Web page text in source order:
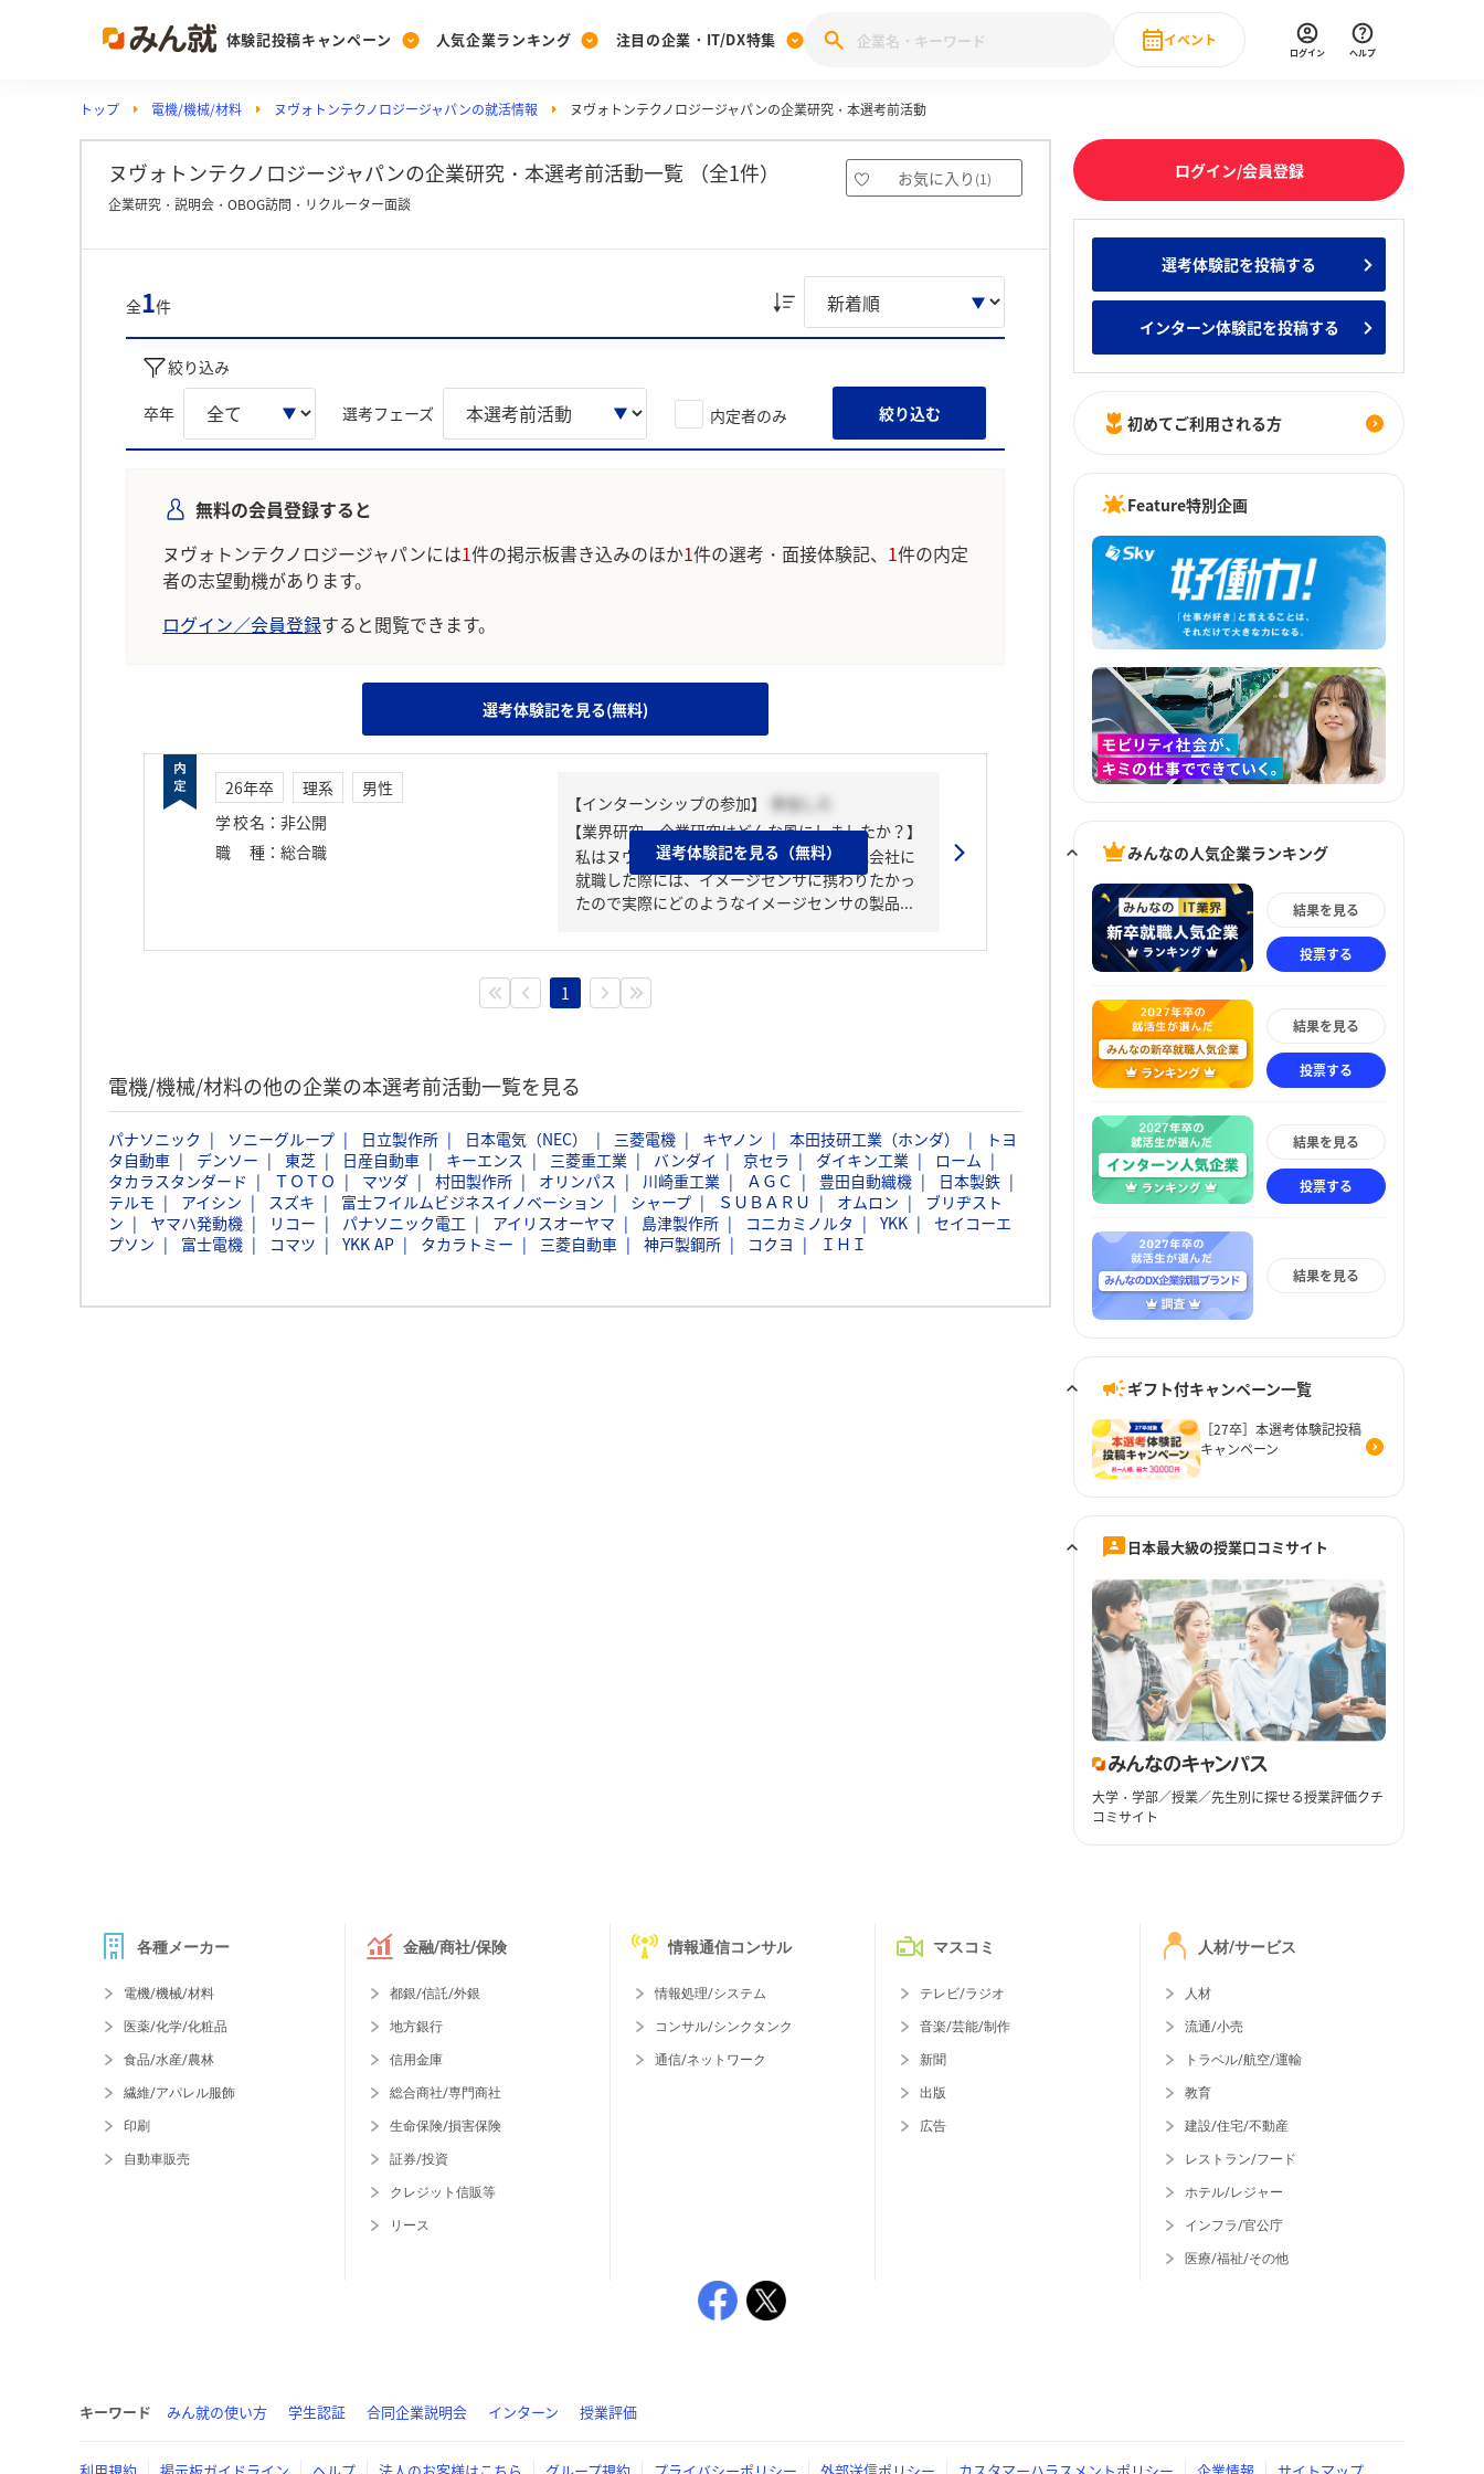
体験記投稿キャンペーン
Post
投稿する
[27卒] 本選考体験記投稿キャンペーン
人気企業ランキング
Ranking
ランキングを見る
みんなのDX企業就職ブランド調査
Vote みんなの新卒就職人気企業ランキング みんなのインターン人気企業ランキ
注目の企業・IT/DX特集
PickUp
注目の企業特集
28卒 IT・DX現場社員インタビュー
イベント
直近のイベント一覧
ログイン ヘルプ
トップ 電機/機械/材料 ヌヴォトンテクノロジージャパンの就活情報 ヌヴォトンテクノロジージャパンの企業研究・本選考前活動
ヌヴォトンテクノロジージャパンの企業研究・本選考前活動一覧 （全1件） お気に入り (1)
企業研究・説明会・OBOG訪問・リクルーター面談
全1件
絞り込み
卒年 選考フェーズ 内定者のみ 絞り込む
無料の会員登録すると
ヌヴォトンテクノロジージャパンには1件の掲示板書き込みのほか1件の選考・面接体験記、 1件の内定
者の志望動機があります。
ログイン／会員登録すると閲覧できます。
選考体験記を見る(無料)
26年卒 理系
男性
学校名 ： 非公開
職種 ： 総合職
【インターンシップの参加】
参加した
【業界研究・企業研究はどんな風にしましたか？】
私はヌヴォトンテクノロジージャパン株式会社に
就職した際には、イメージセンサに携わりたかっ
たので実際にどのようなイメージセンサの製品...
選考体験記を見る（無料）
1
電機/機械/材料の他の企業の本選考前活動一覧を見る
パナソニック ソニーグループ 日立製作所 日本電気（NEC） 三菱電機 キヤノン 本田技研工業（ホンダ）
トヨ
タ自動車
デンソー 東芝 日産自動車 キーエンス 三菱重工業 バンダイ 京セラ ダイキン工業
ローム
タカラスタンダード
ＴＯＴＯ マツダ 村田製作所 オリンパス 川崎重工業 ＡＧＣ 豊田自動織機
日本製鉄
テルモ
アイシン スズキ 富士フイルムビジネスイノベーション シャープ ＳＵＢＡＲＵ オムロン
ブリヂスト
ン
ヤマハ発動機 リコー パナソニック電工 アイリスオーヤマ 島津製作所 コニカミノルタ YKK
セイコーエ
プソン
富士電機 コマツ YKK AP タカラトミー 三菱自動車 神戸製鋼所 コクヨ ＩＨＩ
ログイン/会員登録
選考体験記を投稿する
インターン体験記を投稿する
初めてご利用される方
Feature特別企画
みんなの人気企業ランキング
結果を見る
投票する
結果を見る
投票する
結果を見る
投票する
結果を見る
ギフト付キャンペーン一覧
［27卒］本選考体験記投稿
キャンペーン
日本最大級の授業口コミサイト
大学・学部／授業／先生別に探せる授業評価クチ
コミサイト
各種メーカー
電機/機械/材料
医薬/化学/化粧品
食品/水産/農林
繊維/アパレル服飾
印刷
自動車販売
金融/商社/保険
都銀/信託/外銀
地方銀行
信用金庫
総合商社/専門商社
生命保険/損害保険
証券/投資
クレジット信販等
リース
情報通信コンサル
情報処理/システム
コンサル/シンクタンク
通信/ネットワーク
マスコミ
テレビ/ラジオ
音楽/芸能/制作
新聞
出版
広告
人材/サービス
人材
流通/小売
トラベル/航空/運輸
教育
建設/住宅/不動産
レストラン/フード
ホテル/レジャー
インフラ/官公庁
医療/福祉/その他
キーワード みん就の使い方 学生認証 合同企業説明会 インターン 授業評価